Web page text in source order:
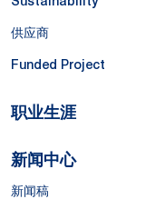
供应商
Funded Project
职业生涯
新闻中心
新闻稿